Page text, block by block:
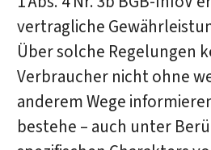
vertragliche
Über solche Regelungen
Verbraucher nicht ohne
anderem Wege
bestehe – auch unter